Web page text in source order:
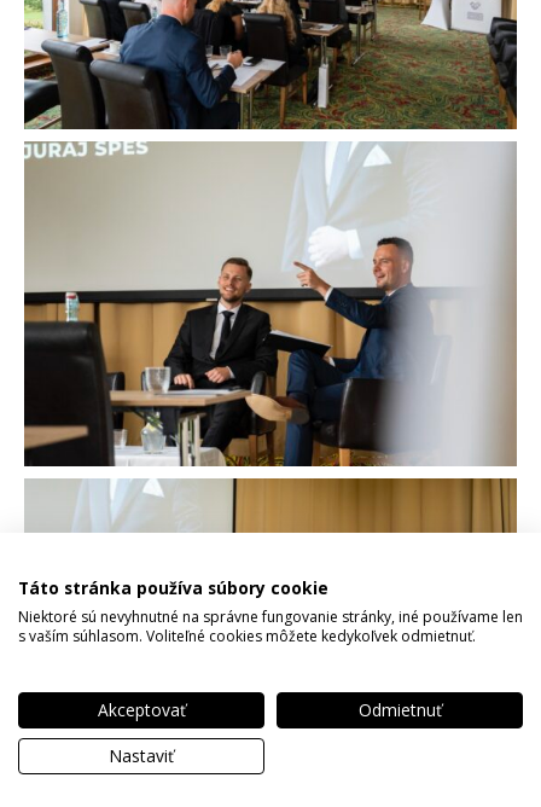
Táto stránka používa súbory cookie
Niektoré sú nevyhnutné na správne fungovanie stránky, iné používame len
s vaším súhlasom. Voliteľné cookies môžete kedykoľvek odmietnuť.
Akceptovať
Odmietnuť
Nastaviť